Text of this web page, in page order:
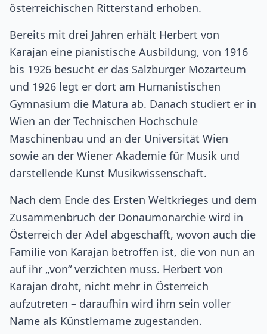
österreichischen Ritterstand erhoben.
Bereits mit drei Jahren erhält Herbert von
Karajan eine pianistische Ausbildung, von 1916
bis 1926 besucht er das Salzburger Mozarteum
und 1926 legt er dort am Humanistischen
Gymnasium die Matura ab. Danach studiert er in
Wien an der Technischen Hochschule
Maschinenbau und an der Universität Wien
sowie an der Wiener Akademie für Musik und
darstellende Kunst Musikwissenschaft.
Nach dem Ende des Ersten Weltkrieges und dem
Zusammenbruch der Donaumonarchie wird in
Österreich der Adel abgeschafft, wovon auch die
Familie von Karajan betroffen ist, die von nun an
auf ihr „von“ verzichten muss. Herbert von
Karajan droht, nicht mehr in Österreich
aufzutreten – daraufhin wird ihm sein voller
Name als Künstlername zugestanden.